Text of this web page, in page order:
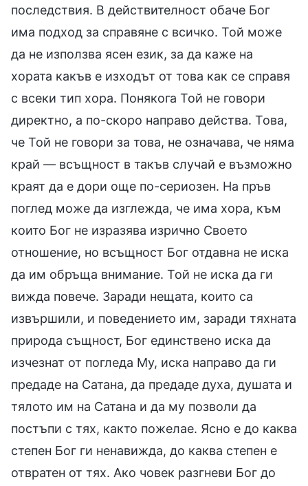
последствия. В действителност обаче Бог
има подход за справяне с всичко. Той може
да не използва ясен език, за да каже на
хората какъв е изходът от това как се справя
с всеки тип хора. Понякога Той не говори
директно, а по-скоро направо действа. Това,
че Той не говори за това, не означава, че няма
край — всъщност в такъв случай е възможно
краят да е дори още по-сериозен. На пръв
поглед може да изглежда, че има хора, към
които Бог не изразява изрично Своето
отношение, но всъщност Бог отдавна не иска
да им обръща внимание. Той не иска да ги
вижда повече. Заради нещата, които са
извършили, и поведението им, заради тяхната
природа същност, Бог единствено иска да
изчезнат от погледа Му, иска направо да ги
предаде на Сатана, да предаде духа, душата и
тялото им на Сатана и да му позволи да
постъпи с тях, както пожелае. Ясно е до каква
степен Бог ги ненавижда, до каква степен е
отвратен от тях. Ако човек разгневи Бог до